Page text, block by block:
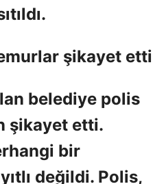
şikayet etti
belediye polis
şikayet etti.
bir
değildi. Polis,